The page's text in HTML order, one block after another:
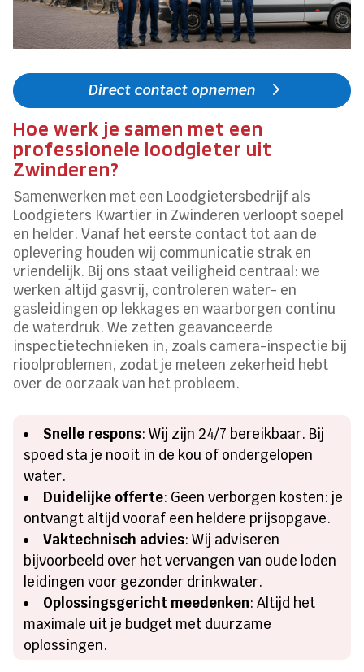
Direct contact opnemen
Hoe werk je samen met een
professionele loodgieter uit
Zwinderen?
Samenwerken met een Loodgietersbedrijf als
Loodgieters Kwartier in Zwinderen verloopt soepel
en helder. Vanaf het eerste contact tot aan de
oplevering houden wij communicatie strak en
vriendelijk. Bij ons staat veiligheid centraal: we
werken altijd gasvrij, controleren water- en
gasleidingen op lekkages en waarborgen continu
de waterdruk. We zetten geavanceerde
inspectietechnieken in, zoals camera-inspectie bij
rioolproblemen, zodat je meteen zekerheid hebt
over de oorzaak van het probleem.
Snelle respons: Wij zijn 24/7 bereikbaar. Bij
spoed sta je nooit in de kou of ondergelopen
water.
Duidelijke offerte: Geen verborgen kosten: je
ontvangt altijd vooraf een heldere prijsopgave.
Vaktechnisch advies: Wij adviseren
bijvoorbeeld over het vervangen van oude loden
leidingen voor gezonder drinkwater.
Oplossingsgericht meedenken: Altijd het
maximale uit je budget met duurzame
oplossingen.